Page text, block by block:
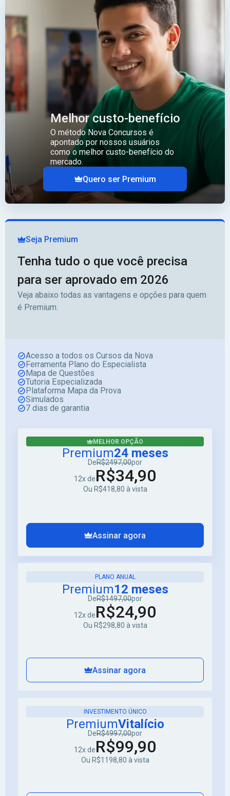
Melhor custo-benefício
O método Nova Concursos é
apontado por nossos usuários
como o melhor custo-benefício do
mercado.
Quero ser Premium
Seja Premium
Tenha tudo o que você precisa
para ser aprovado em 2026
Veja abaixo todas as vantagens e opções para quem
é Premium.
Acesso a todos os Cursos da Nova
Ferramenta Plano do Especialista
Mapa de Questões
Tutoria Especializada
Plataforma Mapa da Prova
Simulados
7 dias de garantia
MELHOR OPÇÃO
Premium24 meses
DeR$2497,00por
12x deR$34,90
Ou R$418,80 à vista
Assinar agora
PLANO ANUAL
Premium12 meses
DeR$1497,00por
12x deR$24,90
Ou R$298,80 à vista
Assinar agora
INVESTIMENTO ÚNICO
PremiumVitalício
DeR$4997,00por
12x deR$99,90
Ou R$1198,80 à vista